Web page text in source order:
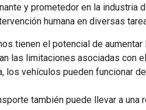
y prometedor en la
humana en diversas
tienen el potencial de
las limitaciones asociadas
los vehículos pueden funcionar
también puede llevar a